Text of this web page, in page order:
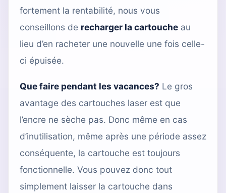
fortement la rentabilité, nous vous
conseillons de recharger la cartouche au
lieu d’en racheter une nouvelle une fois celle-
ci épuisée.
Que faire pendant les vacances? Le gros
avantage des cartouches laser est que
l’encre ne sèche pas. Donc même en cas
d’inutilisation, même après une période assez
conséquente, la cartouche est toujours
fonctionnelle. Vous pouvez donc tout
simplement laisser la cartouche dans